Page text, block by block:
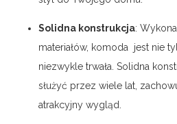
Solidna konstrukcja:
materiałów, komoda jest nie
niezwykle trwała. Solidna
służyć przez wiele lat,
atrakcyjny wygląd.